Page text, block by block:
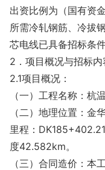
出资比例为（国有资
所需冷轧钢筋、冷拔
芯电线已具备招标条
2．项目概况与招标内
2.1项目概况：
（一）工程名称：杭
（二）地理位置：金
里程：
度42.582km。
（三）合同造价：本